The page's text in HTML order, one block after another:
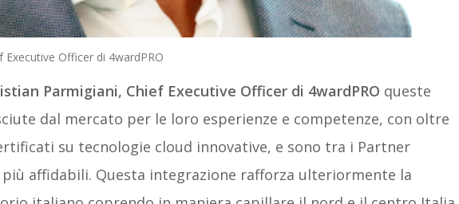
Executive Officer di 4wardPRO
Parmigiani, Chief Executive Officer di 4wardPRO queste
dal mercato per le loro esperienze e competenze, con oltre
su tecnologie cloud innovative, e sono tra i Partner
affidabili. Questa integrazione rafforza ulteriormente la